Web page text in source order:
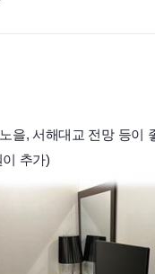
을, 서해대교 전망 등이
추가)